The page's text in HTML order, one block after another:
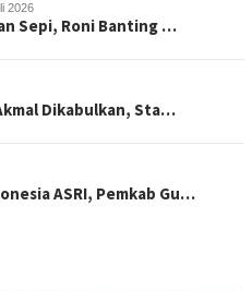
2026
Sepi, Roni Banting …
Dikabulkan, Sta…
ASRI, Pemkab Gu…